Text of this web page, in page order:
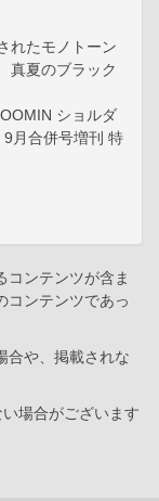
れたモノトーン
真夏のブラック
ショルダ
月合併号増刊 特
ンテンツが含ま
コンテンツであっ
合や、掲載されな
場合がございます